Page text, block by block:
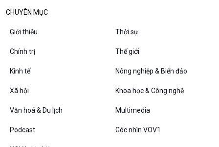
Podcast
Bình luận
Câu chuyện thời sự
Dòng chảy sự kiện
Đối thoại
Diễn đàn chủ nhật
CHUYÊN MỤC
Giới thiệu Thời sự
Chính trị Thế giới
Kinh tế Nông nghiệp & Biển đảo
Xã hội Khoa học & Công nghệ
Văn hoá & Du lịch Multimedia
Podcast Góc nhìn VOV1